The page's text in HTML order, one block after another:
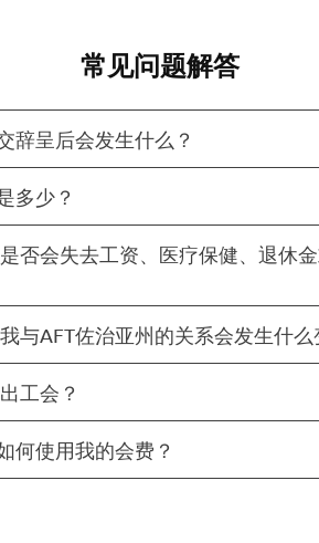
常见问题解答
辞呈后会发生什么？
多少？
否会失去工资、医疗保健、退休
与AFT佐治亚州的关系会发生什么
工会？
何使用我的会费？